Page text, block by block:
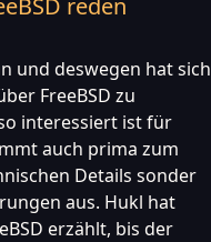
reden
und deswegen hat sich
FreeBSD zu
interessiert ist für
auch prima zum
Details sonder
aus. Hukl hat
erzählt, bis der